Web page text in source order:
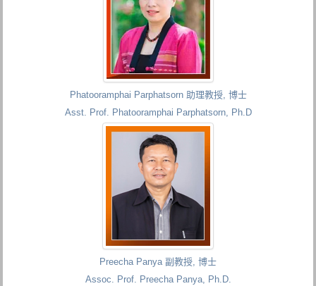
Phatooramphai Parphatsorn 助理教授, 博士
Asst. Prof. Phatooramphai Parphatsorn, Ph.D
Preecha Panya 副教授, 博士
Assoc. Prof. Preecha Panya, Ph.D.